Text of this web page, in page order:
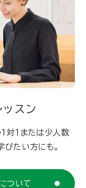
ッスン
対１または少人数
びたい方にも。
ついて